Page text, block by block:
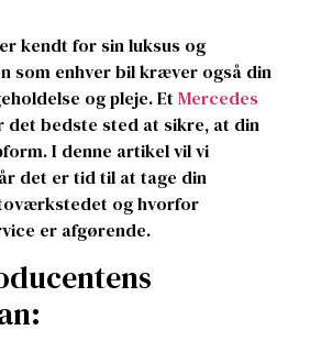
kendt for sin luksus og
som enhver bil kræver også din
og pleje. EtMercedes
det bedste sted at sikre, at din
I denne artikel vil vi
det er tid til at tage din
og hvorfor
er afgørende.